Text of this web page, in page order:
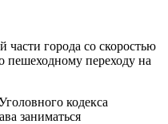
города со скоростью
пешеходному переходу на
кодекса
заниматься